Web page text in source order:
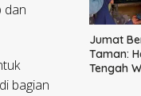
dan
bagian
Jumat
Taman:
Tengah